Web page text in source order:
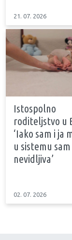
21. 07. 2026
Istospolno
roditeljstvo u
‘Iako sam i ja
u sistemu sam
nevidljiva’
02. 07. 2026